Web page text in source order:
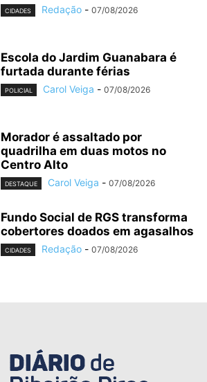
CIDADES Redação - 07/08/2026
Escola do Jardim Guanabara é
furtada durante férias
POLICIAL Carol Veiga - 07/08/2026
Morador é assaltado por
quadrilha em duas motos no
Centro Alto
DESTAQUE Carol Veiga - 07/08/2026
Fundo Social de RGS transforma
cobertores doados em agasalhos
CIDADES Redação - 07/08/2026